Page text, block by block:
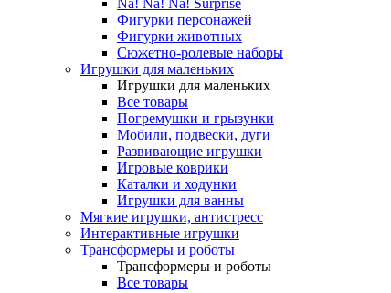
Na! Na! Na! Surprise
Фигурки персонажей
Фигурки животных
Сюжетно-ролевые наборы
Игрушки для маленьких
Игрушки для маленьких
Все товары
Погремушки и грызунки
Мобили, подвески, дуги
Развивающие игрушки
Игровые коврики
Каталки и ходунки
Игрушки для ванны
Мягкие игрушки, антистресс
Интерактивные игрушки
Трансформеры и роботы
Трансформеры и роботы
Все товары